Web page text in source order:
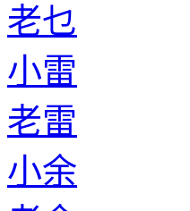
老乜
小雷
老雷
小余